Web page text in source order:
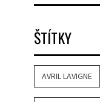
ŠTÍTKY
AVRIL LAVIGNE